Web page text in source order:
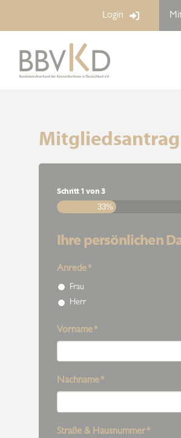
Login
Mitgliedsantrag
Schritt 1 von 3
33%
Ihre persönlichen
Anrede*
Frau
Herr
Vorname*
Nachname*
Straße & Hausnummer*